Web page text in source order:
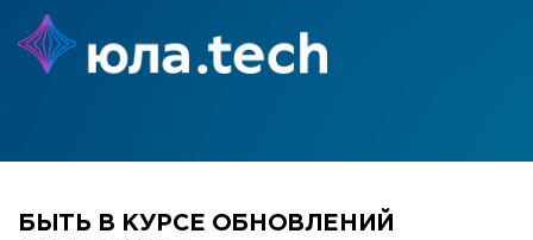
БЫТЬ В КУРСЕ ОБНОВЛЕНИЙ